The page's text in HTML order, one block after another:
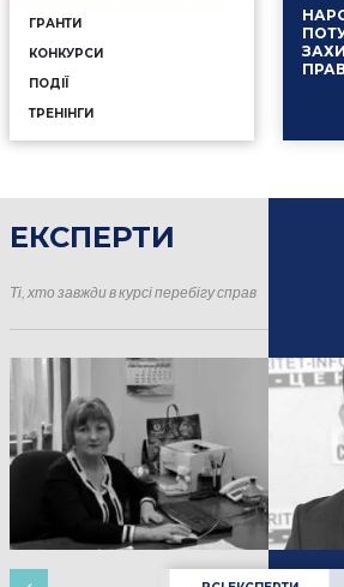
ГРАНТИ
КОНКУРСИ
ПОДІЇ
ТРЕНІНГИ
ЕКСПЕРТИ
Ті, хто завжди в курсі перебігу справ